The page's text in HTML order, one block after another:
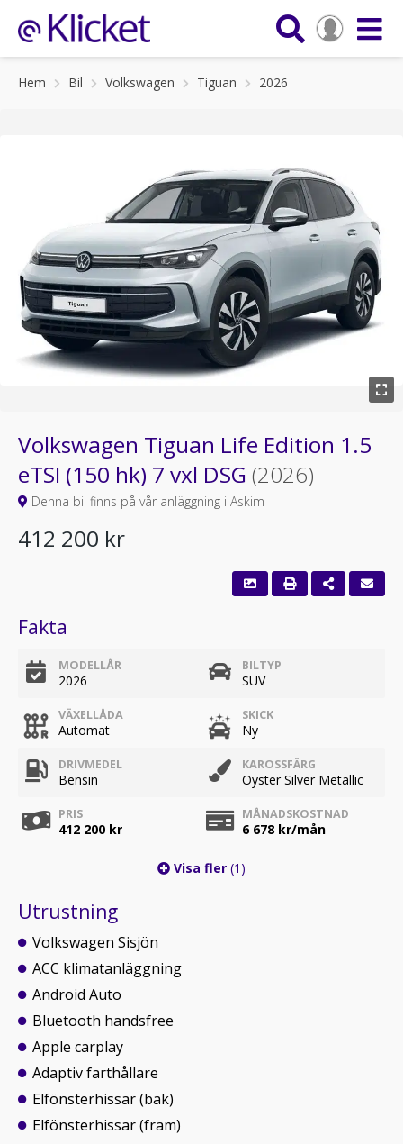
Hem Bil Volkswagen Tiguan 2026
Volkswagen Tiguan Life Edition 1.5
eTSI (150 hk) 7 vxl DSG (2026)
Denna bil finns på vår anläggning i Askim
412 200 kr
Fakta
MODELLÅR
2026
BILTYP
SUV
VÄXELLÅDA
Automat
SKICK
Ny
DRIVMEDEL
Bensin
KAROSSFÄRG
Oyster Silver Metallic
PRIS
412 200 kr
MÅNADSKOSTNAD
6 678 kr/mån
Visa fler (1)
Utrustning
Volkswagen Sisjön
ACC klimatanläggning
Android Auto
Bluetooth handsfree
Apple carplay
Adaptiv farthållare
Elfönsterhissar (bak)
Elfönsterhissar (fram)